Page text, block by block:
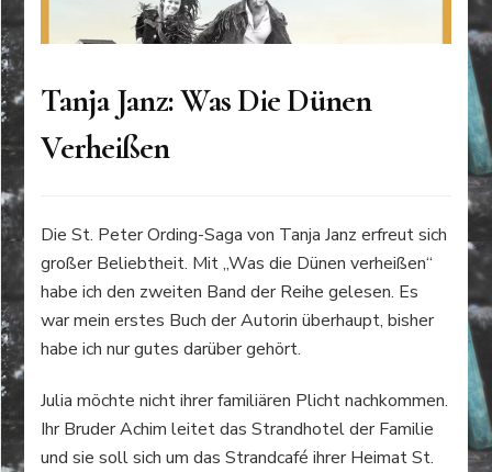
Tanja Janz: Was Die Dünen
Verheißen
Die St. Peter Ording-Saga von Tanja Janz erfreut sich
großer Beliebtheit. Mit „Was die Dünen verheißen“
habe ich den zweiten Band der Reihe gelesen. Es
war mein erstes Buch der Autorin überhaupt, bisher
habe ich nur gutes darüber gehört.
Julia möchte nicht ihrer familiären Plicht nachkommen.
Ihr Bruder Achim leitet das Strandhotel der Familie
und sie soll sich um das Strandcafé ihrer Heimat St.